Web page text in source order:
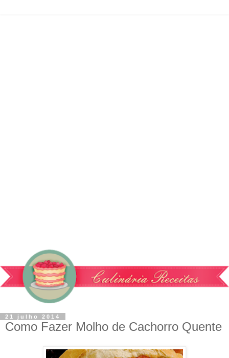
21 julho 2014
Como Fazer Molho de Cachorro Quente